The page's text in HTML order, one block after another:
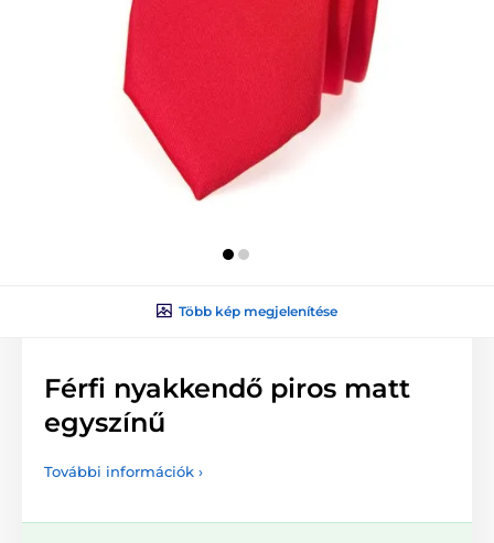
Több kép megjelenítése
Férfi nyakkendő piros matt
egyszínű
További információk ›